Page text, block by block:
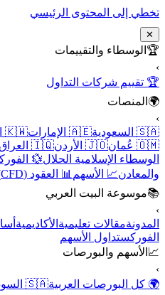
تخطي إلى المحتوى الرئيسي
✕
🏆 الوسطاء والتقييمات
›
🏆 تقييم شركات التداول
🌍 المنصات
›
🇸🇦 السعودية
🇦🇪 الإمارات 🇰🇼 الكويت
🇴🇲 عُمان
🇯🇴 الأردن 🇮🇶 العراق
الوسطاء الإسلامية الحلال💱
والمعادن📈 الأسهم 📊 العقود (CFD)
📚موسوعة البيت العربي
›
المدونةمقالات تعليمية الأكاديمية
الفوركستداول الأسهم
📈 الأسهم والبورصات
›
🌍 كل البورصات العربية🇸🇦 السوق السعودية